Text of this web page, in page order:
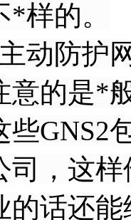
样的。
动防护
意的是*
些GNS2
司，这
的话还